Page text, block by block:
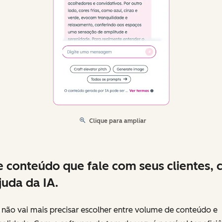
Clique para ampliar
conteúdo que fale com seus clientes,
da IA.
não vai mais precisar escolher entre volume de conteúdo e